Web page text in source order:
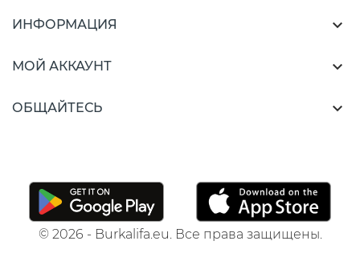
ИНФОРМАЦИЯ 
МОЙ АККАУНТ 
ОБЩАЙТЕСЬ 
© 2026 - Burkalifa.eu. Все права защищены.